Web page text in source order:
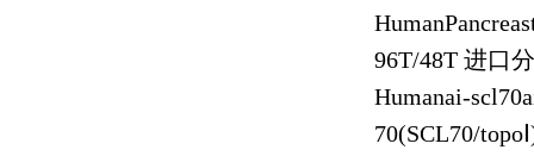
96T/48T 进口
Humanai-
70(SCL70/topo